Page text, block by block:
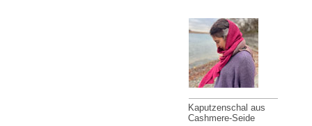
Kaputzenschal aus
Cashmere-Seide